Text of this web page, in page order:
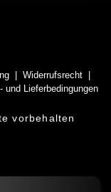
Widerrufsrecht
und Lieferbedingungen
vorbehalten